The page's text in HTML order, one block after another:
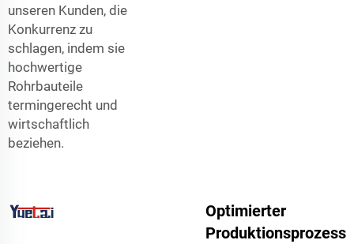
unseren Kunden, die
Konkurrenz zu
schlagen, indem sie
hochwertige
Rohrbauteile
termingerecht und
wirtschaftlich
beziehen.
Optimierter
Produktionsprozess